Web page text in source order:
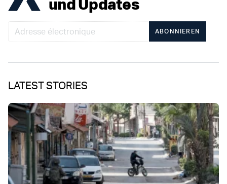
und Updates
ABONNIEREN
LATEST STORIES